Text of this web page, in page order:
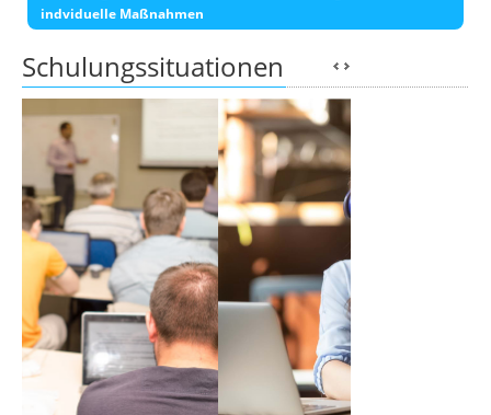
indviduelle Maßnahmen
Schulungssituationen